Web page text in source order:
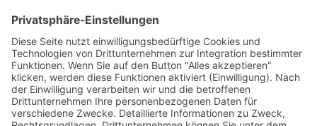
Kontaktdaten
Hünting Bauelemente GmbH
Daimlerstrasse 4
46414 Rhede-NRW,Deutschland
+49 2872 9183021
+49 2872 9183023